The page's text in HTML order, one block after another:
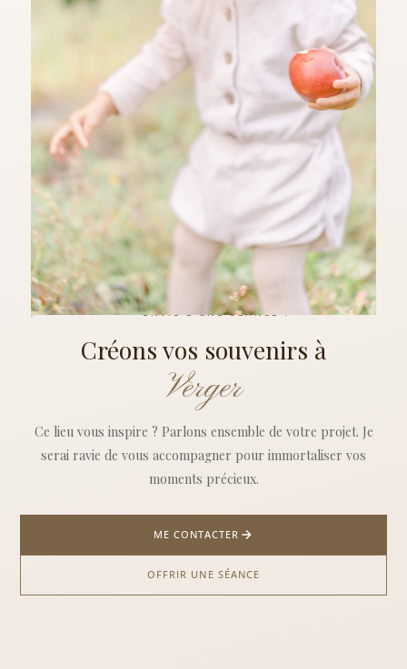
ENVIE D'UNE SÉANCE ?
Créons vos souvenirs à
Verger
Ce lieu vous inspire ? Parlons ensemble de votre projet. Je
serai ravie de vous accompagner pour immortaliser vos
moments précieux.
ME CONTACTER
OFFRIR UNE SÉANCE